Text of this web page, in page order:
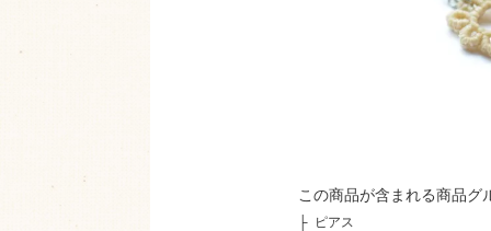
この商品が含まれる商品グ
├ ピアス